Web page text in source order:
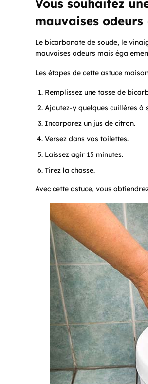
Vous souhaitez
mauvaises
Le bicarbonate de soude, le
mauvaises odeurs mais
Les étapes de cette astuce
Remplissez une tasse de
Ajoutez-y quelques cuillères à
Incorporez un jus de citron.
Versez dans vos toilettes.
Laissez agir 15 minutes.
Tirez la chasse.
Avec cette astuce, vous